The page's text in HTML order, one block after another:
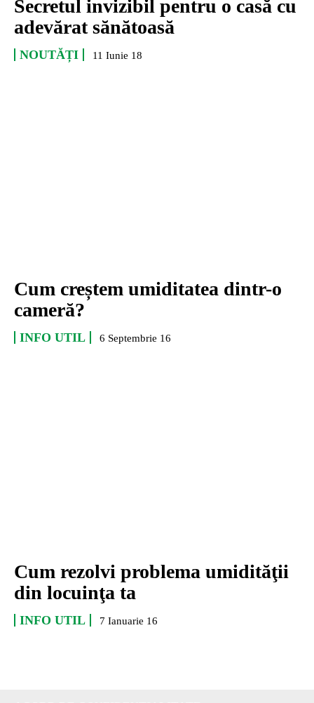
Secretul invizibil pentru o casă cu
adevărat sănătoasă
NOUTĂȚI 11 Iunie 18
Cum creștem umiditatea dintr-o
cameră?
INFO UTIL 6 Septembrie 16
Cum rezolvi problema umidităţii
din locuinţa ta
INFO UTIL 7 Ianuarie 16